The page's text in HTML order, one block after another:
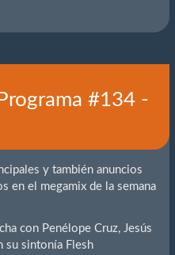
#134 -
y también anuncios
en el megamix de la semana
con Penélope Cruz, Jesús
su sintonía Flesh